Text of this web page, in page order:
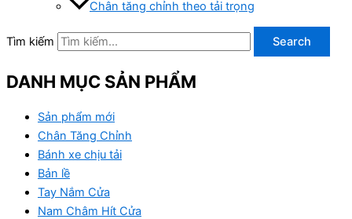
Chân tăng chỉnh theo tải trọng
Tìm kiếm Search
DANH MỤC SẢN PHẨM
Sản phẩm mới
Chân Tăng Chỉnh
Bánh xe chịu tải
Bản lề
Tay Nắm Cửa
Nam Châm Hít Cửa